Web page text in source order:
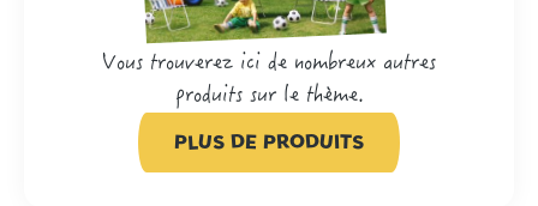
Vous trouverez ici de nombreux autres
produits sur le thème.
PLUS DE PRODUITS